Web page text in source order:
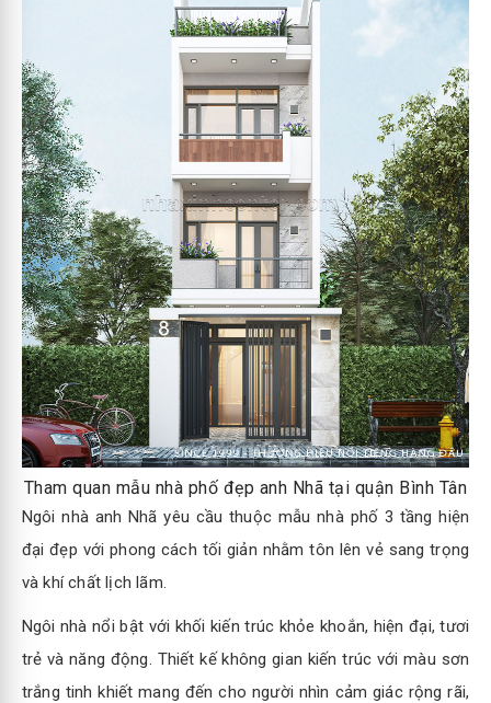
Tham quan mẫu nhà phố đẹp anh Nhã tại quận Bình Tân
Ngôi nhà anh Nhã yêu cầu thuộc mẫu nhà phố 3 tầng hiện
đại đẹp với phong cách tối giản nhằm tôn lên vẻ sang trọng
và khí chất lịch lãm.
Ngôi nhà nổi bật với khối kiến trúc khỏe khoắn, hiện đại, tươi
trẻ và năng động. Thiết kế không gian kiến trúc với màu sơn
trắng tinh khiết mang đến cho người nhìn cảm giác rộng rãi,